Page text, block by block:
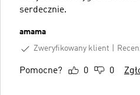
serdecznie.
amama
Zweryfikowany klient
Pomocne? 0 0